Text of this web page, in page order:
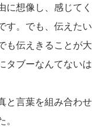
に想像し、感じて
す。でも、伝えたい
も伝えきることが
タブーなんてないは
と言葉を組み合わ